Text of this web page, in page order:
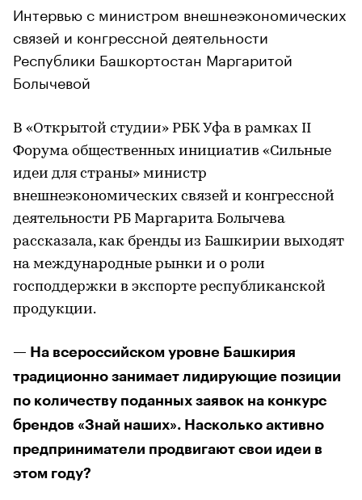
Интервью с министром внешнеэкономических
связей и конгрессной деятельности
Республики Башкортостан Маргаритой
Болычевой
В «Открытой студии» РБК Уфа в рамках II
Форума общественных инициатив «Сильные
идеи для страны» министр
внешнеэкономических связей и конгрессной
деятельности РБ Маргарита Болычева
рассказала, как бренды из Башкирии выходят
на международные рынки и о роли
господдержки в экспорте республиканской
продукции.
— На всероссийском уровне Башкирия
традиционно занимает лидирующие позиции
по количеству поданных заявок на конкурс
брендов «Знай наших». Насколько активно
предприниматели продвигают свои идеи в
этом году?